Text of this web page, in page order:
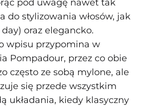
pod uwagę nawet tak
do stylizowania włosów, jak
oraz elegancko.
wpisu przypomina w
Pompadour, przez co obie
często ze sobą mylone, ale
się przede wszystkim
układania, kiedy klasyczny